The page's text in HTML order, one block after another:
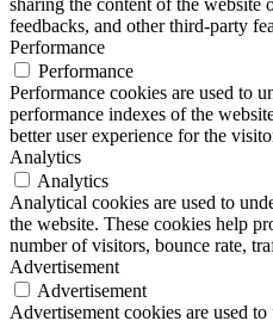
feedbacks, and other third-party
Performance
Performance
Performance cookies are used to
performance indexes of the
better user experience for the
Analytics
Analytics
Analytical cookies are used to
the website. These cookies help
number of visitors, bounce rate,
Advertisement
Advertisement
Advertisement cookies are used